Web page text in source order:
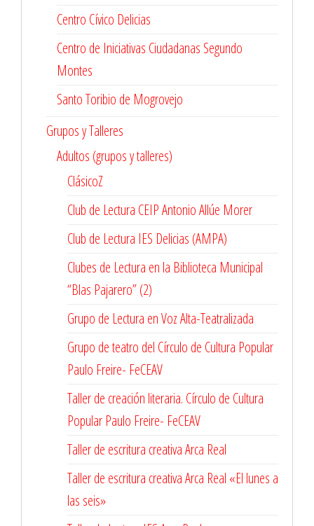
Centro Cívico Delicias
Centro de Iniciativas Ciudadanas Segundo
Montes
Santo Toribio de Mogrovejo
Grupos y Talleres
Adultos (grupos y talleres)
ClásicoZ
Club de Lectura CEIP Antonio Allúe Morer
Club de Lectura IES Delicias (AMPA)
Clubes de Lectura en la Biblioteca Municipal
“Blas Pajarero” (2)
Grupo de Lectura en Voz Alta-Teatralizada
Grupo de teatro del Círculo de Cultura Popular
Paulo Freire- FeCEAV
Taller de creación literaria. Círculo de Cultura
Popular Paulo Freire- FeCEAV
Taller de escritura creativa Arca Real
Taller de escritura creativa Arca Real «El lunes a
las seis»